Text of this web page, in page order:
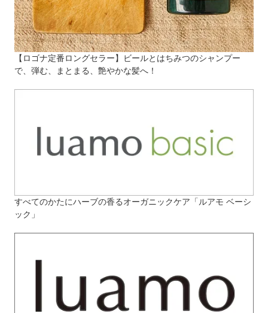
【ロゴナ定番ロングセラー】ビールとはちみつのシャンプー
で、弾む、まとまる、艶やかな髪へ！
すべてのかたにハーブの香るオーガニックケア「ルアモ ベーシ
ック」